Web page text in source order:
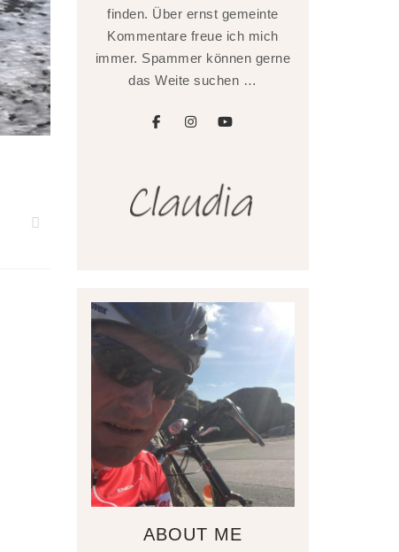
finden. Über ernst gemeinte
Kommentare freue ich mich
immer. Spammer können gerne
das Weite suchen …
ABOUT ME